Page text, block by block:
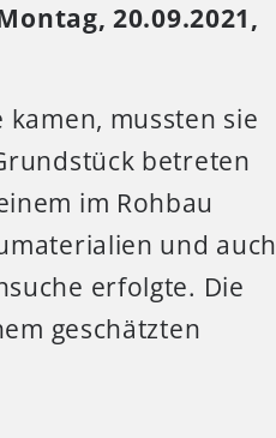
20.09.2021,
mussten sie
betreten
im Rohbau
und auch
erfolgte. Die
geschätzten